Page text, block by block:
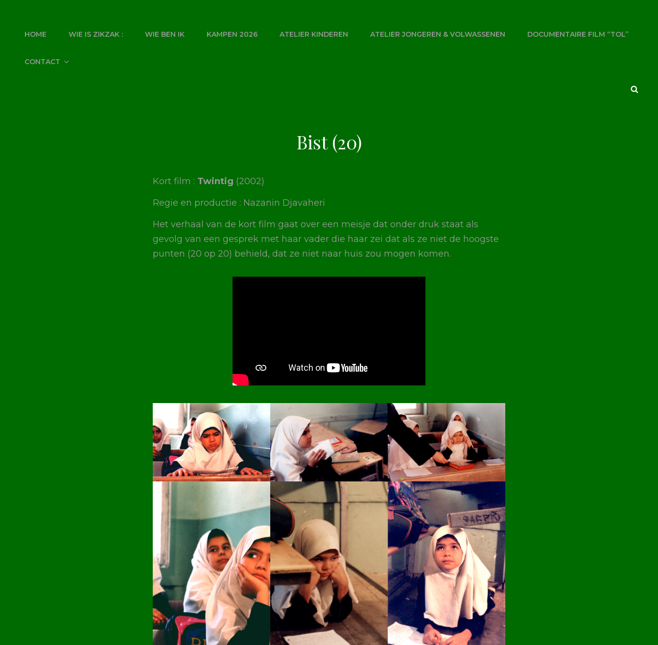
HOME WIE IS ZIKZAK : WIE BEN IK KAMPEN 2026 ATELIER KINDEREN ATELIER JONGEREN & VOLWASSENEN DOCUMENTAIRE FILM “TOL”
CONTACT
Bist (20)
Kort film : Twintig (2002)
Regie en productie : Nazanin Djavaheri
Het verhaal van de kort film gaat over een meisje dat onder druk staat als
gevolg van een gesprek met haar vader die haar zei dat als ze niet de hoogste
punten (20 op 20) behield, dat ze niet naar huis zou mogen komen.